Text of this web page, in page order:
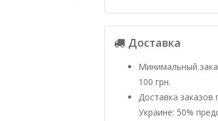
Доставка
Минимальный
100 грн.
Доставка заказов
Украине: 50%